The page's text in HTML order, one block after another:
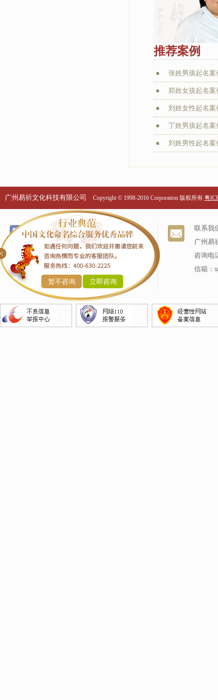
推荐案例
张姓男孩起名案
郑姓女孩起名案
刘姓女性起名案
丁姓男孩起名案
刘姓男性起名案
广州易祈文化科技有限公司 Copyright © 1998-2016 Corporation 版权所有 粤
暂不咨询 立即咨询
个名服务
改名服务
商标命名
产品命名
企业命名
关于我们
我们的历史
专家阵容
联系我
广州易
咨询电
信箱：